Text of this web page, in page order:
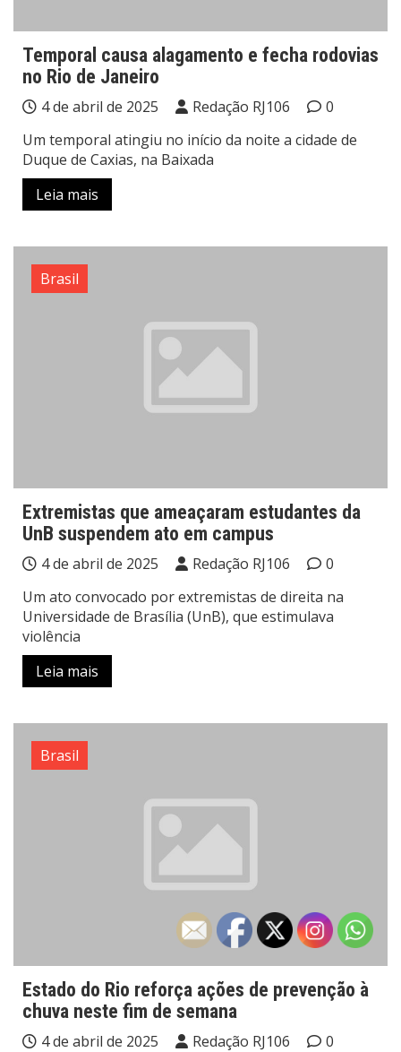
Temporal causa alagamento e fecha rodovias
no Rio de Janeiro
4 de abril de 2025 Redação RJ106
0
Um temporal atingiu no início da noite a cidade de
Duque de Caxias, na Baixada
Leia mais
Brasil
Extremistas que ameaçaram estudantes da
UnB suspendem ato em campus
4 de abril de 2025 Redação RJ106
0
Um ato convocado por extremistas de direita na
Universidade de Brasília (UnB), que estimulava
violência
Leia mais
Brasil
Estado do Rio reforça ações de prevenção à
chuva neste fim de semana
4 de abril de 2025 Redação RJ106
0